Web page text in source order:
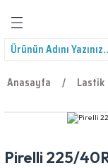
Anasayfa Lastik
Pirelli 225/